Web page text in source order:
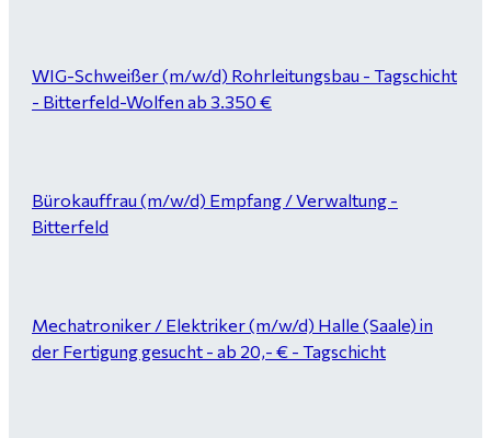
WIG-Schweißer (m/w/d) Rohrleitungsbau - Tagschicht
- Bitterfeld-Wolfen ab 3.350 €
Bürokauffrau (m/w/d) Empfang / Verwaltung -
Bitterfeld
Mechatroniker / Elektriker (m/w/d) Halle (Saale) in
der Fertigung gesucht - ab 20,- € - Tagschicht